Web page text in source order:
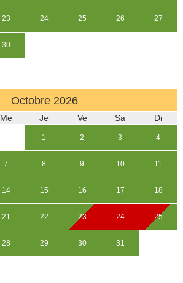
23 24 25 26 27
30
Octobre 2026
Me Je Ve Sa Di
1 2 3 4
7 8 9 10 11
14 15 16 17 18
21 22 23 24 25
28 29 30 31